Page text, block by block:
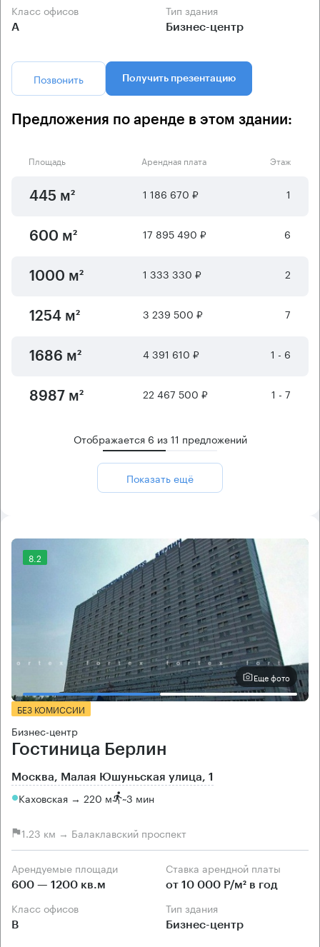
Класс офисов
А
Тип здания
Бизнес-центр
Позвонить Получить презентацию
Предложения по аренде в этом здании:
Площадь Арендная плата Этаж
445 м² 1 186 670 ₽ 1
600 м² 17 895 490 ₽ 6
1000 м² 1 333 330 ₽ 2
1254 м² 3 239 500 ₽ 7
1686 м² 4 391 610 ₽ 1 - 6
8987 м² 22 467 500 ₽ 1 - 7
Отображается 6 из11 предложений
Показать ещё
8.2
Еще фото
БЕЗ КОМИССИИ
Бизнес-центр
Гостиница Берлин
Москва, Малая Юшуньская улица, 1
Каховская → 220 м ~3 мин
1.23 км → Балаклавский проспект
Арендуемые площади
600 — 1200 кв.м
Ставка арендной платы
от 10 000 Р/м² в год
Класс офисов
B
Тип здания
Бизнес-центр